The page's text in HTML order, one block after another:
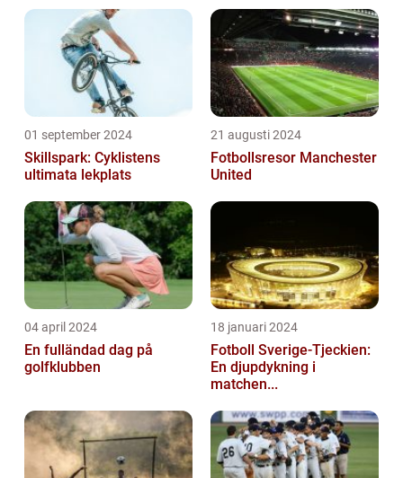
01 september 2024
Skillspark: Cyklistens
ultimata lekplats
21 augusti 2024
Fotbollsresor Manchester
United
04 april 2024
En fulländad dag på
golfklubben
18 januari 2024
Fotboll Sverige-Tjeckien:
En djupdykning i
matchen...